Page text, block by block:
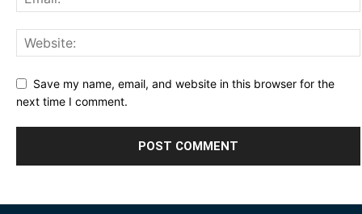
Save my name, email, and website in this browser for the
next time I comment.